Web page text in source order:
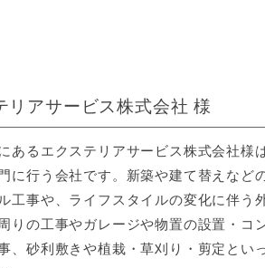
リアサービス株式会社 様
あるエクステリアサービス株式会社様
に行う会社です。新築や建て替えなど
工事や、ライフスタイルの変化に伴う
りの工事やガレージや物置の設置・コ
、砂利敷きや植栽・草刈り・剪定とい